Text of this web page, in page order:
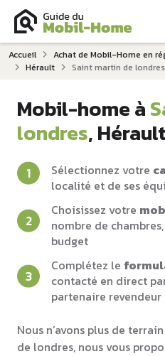
Accueil Achat de Mobil-Home en
Hérault
Saint martin de londres
Mobil-home à
londres, Hérault
Sélectionnez votre
localité et de ses
Choisissez votre
nombre de
budget
Complétez le
contacté en direct
partenaire
Nous n’avons plus de
de londres, nous vous